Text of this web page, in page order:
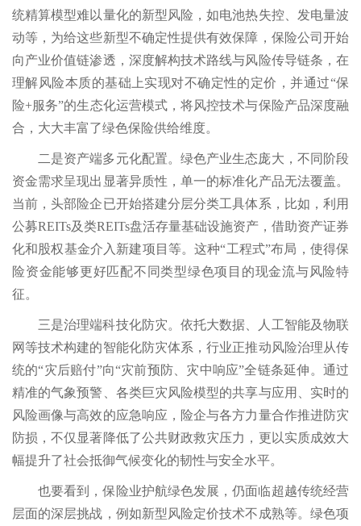
统精算模型难以量化的新型风险，如电池热失控、发电量波
动等，为给这些新型不确定性提供有效保障，保险公司开始
向产业价值链渗透，深度解构技术路线与风险传导链条，在
理解风险本质的基础上实现对不确定性的定价，并通过“保
险+服务”的生态化运营模式，将风控技术与保险产品深度融
合，大大丰富了绿色保险供给维度。
二是资产端多元化配置。绿色产业生态庞大，不同阶段
资金需求呈现出显著异质性，单一的标准化产品无法覆盖。
当前，头部险企已开始搭建分层分类工具体系，比如，利用
公募REITs及类REITs盘活存量基础设施资产，借助资产证券
化和股权基金介入新建项目等。这种“工程式”布局，使得保
险资金能够更好匹配不同类型绿色项目的现金流与风险特
征。
三是治理端科技化防灾。依托大数据、人工智能及物联
网等技术构建的智能化防灾体系，行业正推动风险治理从传
统的“灾后赔付”向“灾前预防、灾中响应”全链条延伸。通过
精准的气象预警、各类巨灾风险模型的共享与应用、实时的
风险画像与高效的应急响应，险企与各方力量合作推进防灾
防损，不仅显著降低了公共财政救灾压力，更以实质成效大
幅提升了社会抵御气候变化的韧性与安全水平。
也要看到，保险业护航绿色发展，仍面临超越传统经营
层面的深层挑战，例如新型风险定价技术不成熟等。绿色项